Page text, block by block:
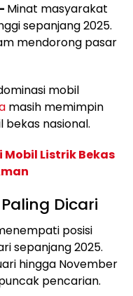
Minat masyarakat
sepanjang 2025.
mendorong pasar
mobil
masih memimpin
nasional.
Mobil Listrik Bekas
Dicari
posisi
sepanjang 2025.
hingga November
pencarian.